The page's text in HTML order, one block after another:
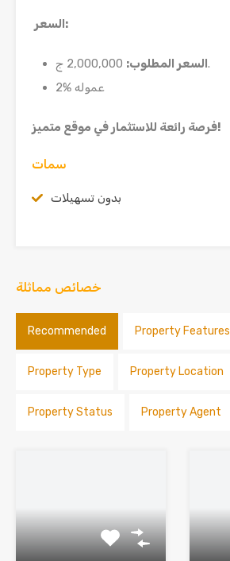
السعر:
السعر المطلوب:
2,000,000 ج.
2% عموله
فرصة رائعة للاستثمار في موقع متميز!
سمات
بدون تسهيلات
خصائص مماثلة
Recommended Property Features
Property Type Property Location
Property Status Property Agent